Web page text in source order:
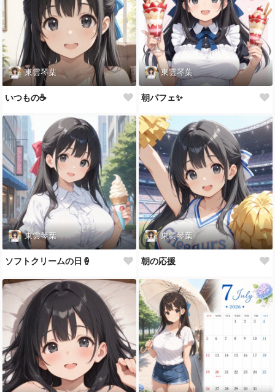
東雲琴葉
いつもの☕️
東雲琴葉
朝パフェ✨
東雲琴葉
ソフトクリームの日🍦
東雲琴葉
朝の応援